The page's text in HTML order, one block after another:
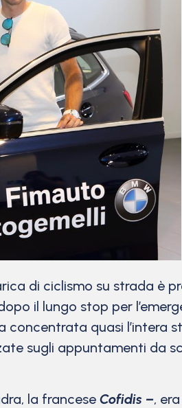
di ciclismo su strada è
il lungo stop per
quasi l’intera
sugli appuntamenti da
la francese Cofidis –,